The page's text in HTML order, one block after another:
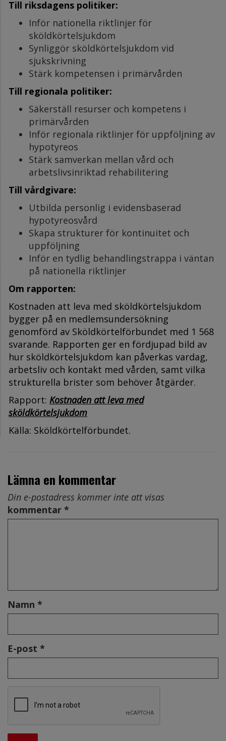
Till riksdagens politiker:
Inför nationella riktlinjer för
sköldkörtelsjukdom
Synliggör sköldkörtelsjukdom vid
sjukskrivning
Stärk kompetensen i primärvården
Till regionala politiker:
Säkerställ resurser och kompetens i
primärvården
Inför regionala riktlinjer för uppföljning av
hypotyreos
Stärk samverkan mellan vård och
arbetslivsinriktad rehabilitering
Till vårdgivare:
Utbilda personlig i evidensbaserad
hypotyreosvård
Skapa strukturer för kontinuitet och
uppföljning
Inför en tydlig behandlingstrappa i väntan
på nationella riktlinjer
Om rapporten:
Kostnaden att leva med sköldkörtelsjukdom
bygger på en medlemsundersökning
genomförd av Sköldkörtelförbundet med 1 568
svarande. Rapporten ger en fördjupad bild av
hur sköldkörtelsjukdom kan påverkas vardag,
arbetsliv och kontakt med vården, samt vilka
strukturella brister som behöver åtgärder.
Rapport: Kostnaden att leva med
sköldkörtelsjukdom
Källa: Sköldkörtelförbundet.
Lämna en kommentar
Din e-postadress kommer inte att visas
kommentar *
Namn *
E-post *